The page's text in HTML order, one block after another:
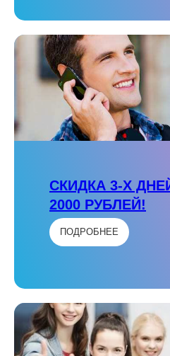
СКИДКА 3-Х
2000 РУБЛЕЙ!
ПОДРОБНЕЕ